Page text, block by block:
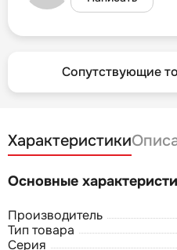
Сопутствующие
Характеристики
Основные
Производитель
Тип товара
Серия